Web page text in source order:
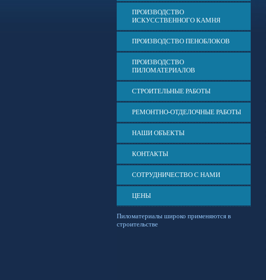
ПРОИЗВОДСТВО
ИСКУССТВЕННОГО КАМНЯ
ПРОИЗВОДСТВО ПЕНОБЛОКОВ
ПРОИЗВОДСТВО
ПИЛОМАТЕРИАЛОВ
СТРОИТЕЛЬНЫЕ РАБОТЫ
РЕМОНТНО-ОТДЕЛОЧНЫЕ РАБОТЫ
НАШИ ОБЪЕКТЫ
КОНТАКТЫ
СОТРУДНИЧЕСТВО С НАМИ
ЦЕНЫ
Пиломатериалы широко применяются в
строительстве